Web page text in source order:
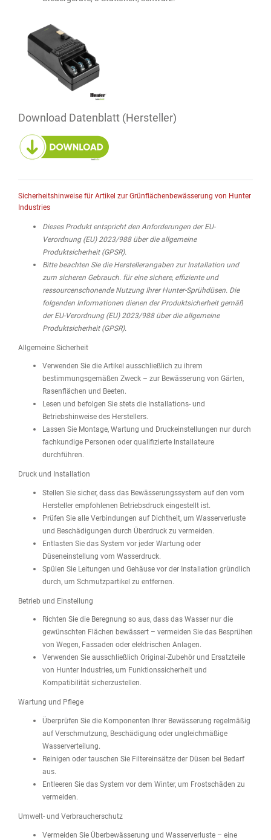
Download Datenblatt (Hersteller)
Sicherheitshinweise für Artikel zur Grünflächenbewässerung von Hunter
Industries
Dieses Produkt entspricht den Anforderungen der EU-
Verordnung (EU) 2023/988 über die allgemeine
Produktsicherheit (GPSR).
Bitte beachten Sie die Herstellerangaben zur Installation und
zum sicheren Gebrauch. für eine sichere, effiziente und
ressourcenschonende Nutzung Ihrer Hunter-Sprühdüsen. Die
folgenden Informationen dienen der Produktsicherheit gemäß
der EU-Verordnung (EU) 2023/988 über die allgemeine
Produktsicherheit (GPSR).
Allgemeine Sicherheit
Verwenden Sie die Artikel ausschließlich zu ihrem
bestimmungsgemäßen Zweck – zur Bewässerung von Gärten,
Rasenflächen und Beeten.
Lesen und befolgen Sie stets die Installations- und
Betriebshinweise des Herstellers.
Lassen Sie Montage, Wartung und Druckeinstellungen nur durch
fachkundige Personen oder qualifizierte Installateure
durchführen.
Druck und Installation
Stellen Sie sicher, dass das Bewässerungssystem auf den vom
Hersteller empfohlenen Betriebsdruck eingestellt ist.
Prüfen Sie alle Verbindungen auf Dichtheit, um Wasserverluste
und Beschädigungen durch Überdruck zu vermeiden.
Entlasten Sie das System vor jeder Wartung oder
Düseneinstellung vom Wasserdruck.
Spülen Sie Leitungen und Gehäuse vor der Installation gründlich
durch, um Schmutzpartikel zu entfernen.
Betrieb und Einstellung
Richten Sie die Beregnung so aus, dass das Wasser nur die
gewünschten Flächen bewässert – vermeiden Sie das Besprühen
von Wegen, Fassaden oder elektrischen Anlagen.
Verwenden Sie ausschließlich Original-Zubehör und Ersatzteile
von Hunter Industries, um Funktionssicherheit und
Kompatibilität sicherzustellen.
Wartung und Pflege
Überprüfen Sie die Komponenten Ihrer Bewässerung regelmäßig
auf Verschmutzung, Beschädigung oder ungleichmäßige
Wasserverteilung.
Reinigen oder tauschen Sie Filtereinsätze der Düsen bei Bedarf
aus.
Entleeren Sie das System vor dem Winter, um Frostschäden zu
vermeiden.
Umwelt- und Verbraucherschutz
Vermeiden Sie Überbewässerung und Wasserverluste – eine